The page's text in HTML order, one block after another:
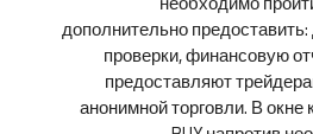
дополнительно
проверки, финансовую
предоставляют
анонимной торговли. В окне